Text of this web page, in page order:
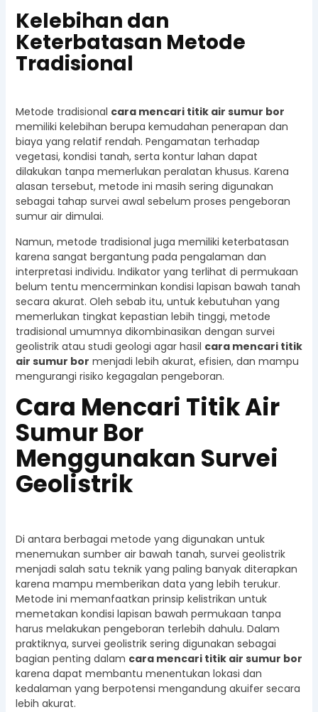
Kelebihan dan
Keterbatasan Metode
Tradisional
Metode tradisional cara mencari titik air sumur bor
memiliki kelebihan berupa kemudahan penerapan dan
biaya yang relatif rendah. Pengamatan terhadap
vegetasi, kondisi tanah, serta kontur lahan dapat
dilakukan tanpa memerlukan peralatan khusus. Karena
alasan tersebut, metode ini masih sering digunakan
sebagai tahap survei awal sebelum proses pengeboran
sumur air dimulai.
Namun, metode tradisional juga memiliki keterbatasan
karena sangat bergantung pada pengalaman dan
interpretasi individu. Indikator yang terlihat di permukaan
belum tentu mencerminkan kondisi lapisan bawah tanah
secara akurat. Oleh sebab itu, untuk kebutuhan yang
memerlukan tingkat kepastian lebih tinggi, metode
tradisional umumnya dikombinasikan dengan survei
geolistrik atau studi geologi agar hasil cara mencari titik
air sumur bor menjadi lebih akurat, efisien, dan mampu
mengurangi risiko kegagalan pengeboran.
Cara Mencari Titik Air
Sumur Bor
Menggunakan Survei
Geolistrik
Di antara berbagai metode yang digunakan untuk
menemukan sumber air bawah tanah, survei geolistrik
menjadi salah satu teknik yang paling banyak diterapkan
karena mampu memberikan data yang lebih terukur.
Metode ini memanfaatkan prinsip kelistrikan untuk
memetakan kondisi lapisan bawah permukaan tanpa
harus melakukan pengeboran terlebih dahulu. Dalam
praktiknya, survei geolistrik sering digunakan sebagai
bagian penting dalam cara mencari titik air sumur bor
karena dapat membantu menentukan lokasi dan
kedalaman yang berpotensi mengandung akuifer secara
lebih akurat.